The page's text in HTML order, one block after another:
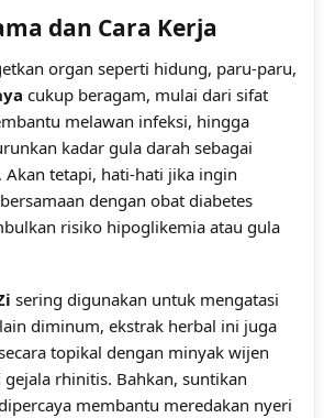
dan Cara Kerja
organ seperti hidung, paru-paru,
cukup beragam, mulai dari sifat
melawan infeksi, hingga
kadar gula darah sebagai
Akan tetapi, hati-hati jika ingin
dengan obat diabetes
risiko hipoglikemia atau gula
sering digunakan untuk mengatasi
diminum, ekstrak herbal ini juga
topikal dengan minyak wijen
rhinitis. Bahkan, suntikan
membantu meredakan nyeri